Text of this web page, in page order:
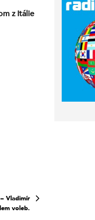
z Itálie
Vladimír
voleb.